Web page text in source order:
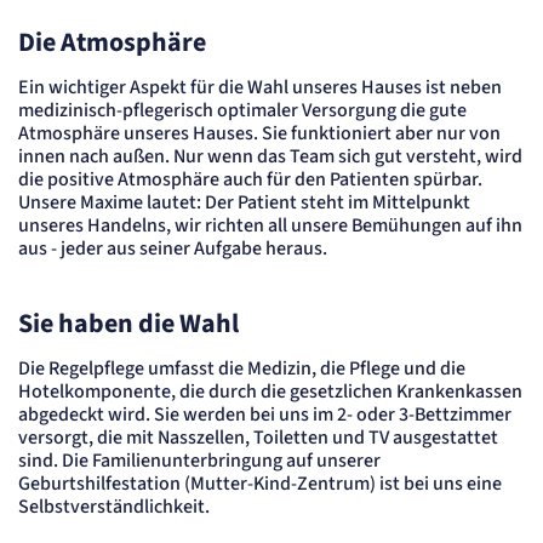
Die Atmosphäre
Ein wichtiger Aspekt für die Wahl unseres Hauses ist neben
medizinisch-pflegerisch optimaler Versorgung die gute
Atmosphäre unseres Hauses. Sie funktioniert aber nur von
innen nach außen. Nur wenn das Team sich gut versteht, wird
die positive Atmosphäre auch für den Patienten spürbar.
Unsere Maxime lautet: Der Patient steht im Mittelpunkt
unseres Handelns, wir richten all unsere Bemühungen auf ihn
aus - jeder aus seiner Aufgabe heraus.
Sie haben die Wahl
Die Regelpflege umfasst die Medizin, die Pflege und die
Hotelkomponente, die durch die gesetzlichen Krankenkassen
abgedeckt wird. Sie werden bei uns im 2- oder 3-Bettzimmer
versorgt, die mit Nasszellen, Toiletten und TV ausgestattet
sind. Die Familienunterbringung auf unserer
Geburtshilfestation (Mutter-Kind-Zentrum) ist bei uns eine
Selbstverständlichkeit.
Name:
Zweck:
Speichert den Zustimmungsstatus des Benutzers für Cookies auf der aktuellen
Domäne.
Cookie Laufzeit:
1 Jahr
STATISTIK
Statistik Cookies erfassen Informationen
zu verstehen, wie unsere Besucher unsere
Matelso Telefontracking
Name:
mat_tel
Anbieter:
matelso GmbH